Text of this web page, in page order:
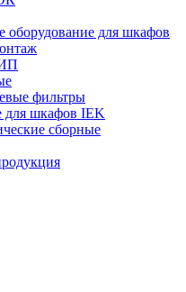
оборудование для шкафов
фильтры
шкафов IEK
сборные